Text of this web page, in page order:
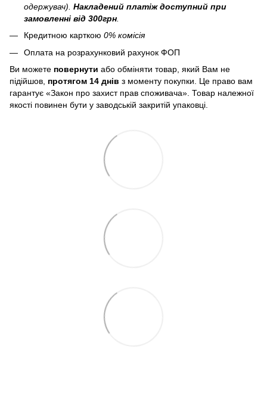
одержувач). Накладений платіж доступний при
замовленні від 300грн
Кредитною карткою 0% комісія
Оплата на розрахунковий рахунок ФОП
Ви можете повернути або обміняти товар, який Вам не
підійшов, протягом 14 днів з моменту покупки. Це право вам
гарантує «Закон про захист прав споживача». Товар належної
якості повинен бути у заводській закритій упаковці.